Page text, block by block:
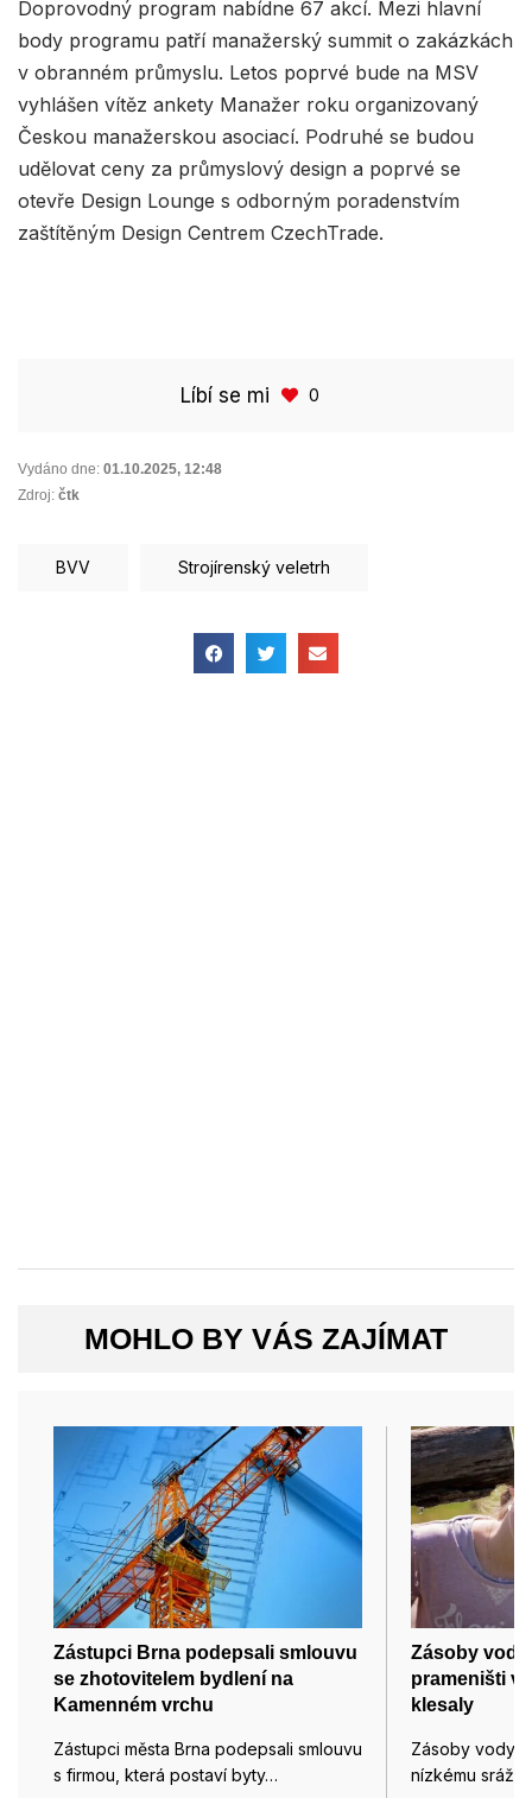
Doprovodný program nabídne 67 akcí. Mezi hlavní
body programu patří manažerský summit o zakázkách
v obranném průmyslu. Letos poprvé bude na MSV
vyhlášen vítěz ankety Manažer roku organizovaný
Českou manažerskou asociací. Podruhé se budou
udělovat ceny za průmyslový design a poprvé se
otevře Design Lounge s odborným poradenstvím
zaštítěným Design Centrem CzechTrade.
Líbí se mi 0
Vydáno dne: 01.10.2025, 12:48
Zdroj: čtk
BVV Strojírenský veletrh
MOHLO BY VÁS ZAJÍMAT
Zástupci Brna podepsali smlouvu
se zhotovitelem bydlení na
Kamenném vrchu
Zástupci města Brna podepsali smlouvu
s firmou, která postaví byty…
Zásoby
prameništi v
klesaly
Zásoby vody
nízkému